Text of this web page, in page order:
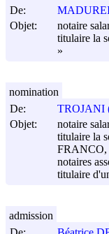
De:
Objet:
notaire
titulaire la
»
De:
TROJANI
Objet:
notaire
titulaire la
FRANCO,
notaires
titulaire
nomination
admission